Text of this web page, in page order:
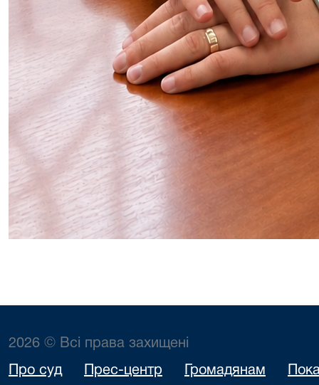
2026 © Всі права захищені
Про суд Прес-центр Громадянам